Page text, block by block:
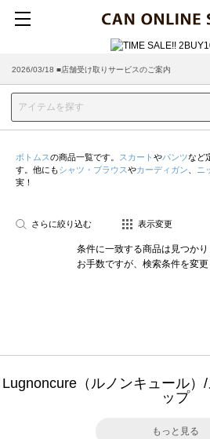
2026/03/18 ■店舗受け取りサービスのご案内
ボトムスの商品一覧です。 スカート やパンツなど
す。他にもシャツ・ブラウスやカーディガン ニ
実！
さらに絞り込む 表示変更
条件に一致する商品は見つかり
お手数ですが、検索条件を変更
Lugnoncure（ルノンキュール）
ップ
もっと見る